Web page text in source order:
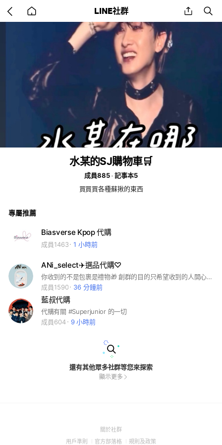
back
to
LINE社群 share
水某的SJ購物車🛒
成員885
記事本5
買買買各種蘇揪的東西
專屬推薦
Biasverse Kpop 代購
成員1463 1 小時前
ANi_select✈️選品代購♡
你收到的不是包裹是禮物🎁 創群的目的只希望收到的人開心💙✨
成員1590
36 分鐘前
藍叔代購
代購有關 #Superjunior 的一切
成員604
9 小時前
還有其他眾多社群等您來探索
顯示更多
關於社群(Open
用戶準則 (Open
官方部落格 (Open
規則及政策(Open